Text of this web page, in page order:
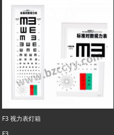
F3 视力表灯箱